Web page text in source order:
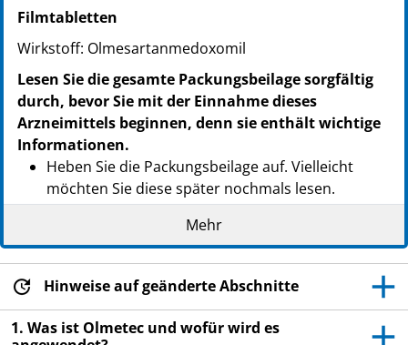
PZN: 02231181
PPN: 110223118175
Filmtabletten
Wirkstoff: Olmesartanmedoxomil
Lesen Sie die gesamte Packungsbeilage sorgfältig
durch, bevor Sie mit der Einnahme dieses
Arzneimittels beginnen, denn sie enthält wichtige
Informationen.
Heben Sie die Packungsbeilage auf. Vielleicht
möchten Sie diese später nochmals lesen.
Wenn Sie weitere Fragen haben, wenden Sie sich
an Ihren Arzt oder Apotheker.
verschrieben. Geben Sie es nicht an Dritte weiter.
Es kann anderen Menschen schaden, auch wenn
diese die gleichen Beschwerden haben wie Sie.
Mehr
Hinweise auf geänderte Abschnitte
1. Was ist Olmetec und wofür wird es